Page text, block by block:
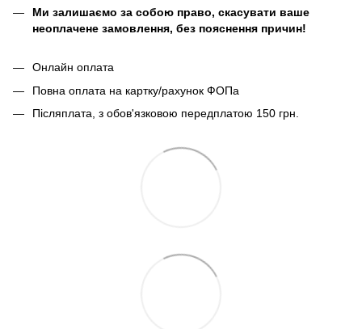
Ми залишаємо за собою право, скасувати ваше
неоплачене замовлення, без пояснення причин!
Онлайн оплата
Повна оплата на картку/рахунок ФОПа
Післяплата, з обов'язковою передплатою 150 грн.